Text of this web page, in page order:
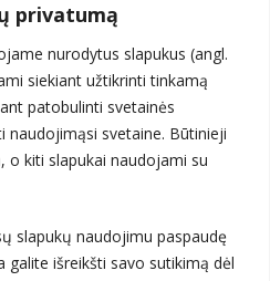
privatumą
nurodytus slapukus (angl.
siekiant užtikrinti tinkamą
patobulinti svetainės
naudojimąsi svetaine. Būtinieji
o kiti slapukai naudojami su
slapukų naudojimu paspaudę
galite išreikšti savo sutikimą dėl